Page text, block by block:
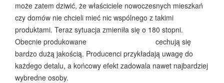
może zatem dziwić, że właściciele nowoczesnych mieszkań
czy domów nie chcieli mieć nic wspólnego z takimi
produktami. Teraz sytuacja zmieniła się o 180 stopni.
Obecnie produkowane
cechują się
bardzo dużą jakością. Producenci przykładają uwagę do
każdego detalu, a końcowy efekt zadowala nawet najbardziej
wybredne osoby.